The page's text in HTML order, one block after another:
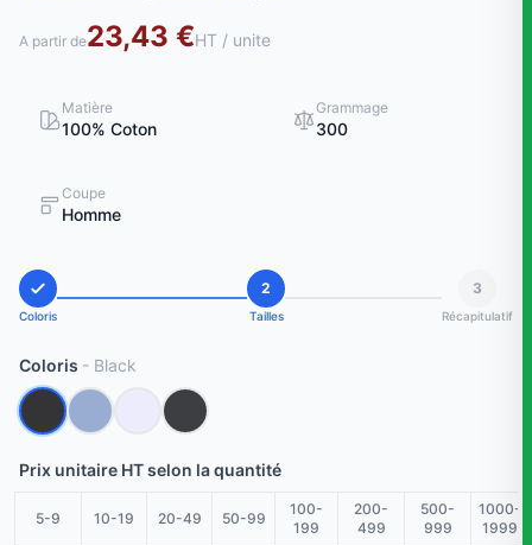
A partir de23,43 €HT / unite
Matière
100% Coton
Grammage
300
Coupe
Homme
Coloris
2
Tailles
3
Récapitulatif
Coloris - Black
Prix unitaire HT selon la quantité
5-9 10-19 20-49 50-99
100-
199
200-
499
500-
999
1000-
1999